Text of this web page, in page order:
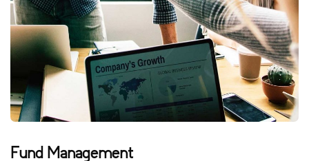
Fund Management